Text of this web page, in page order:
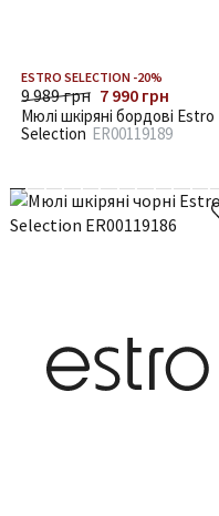
ESTRO SELECTION -20%
9 989 грн 7 990 грн
Мюлі шкіряні бордові Estro
Selection ER00119189